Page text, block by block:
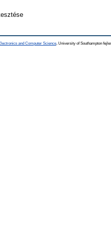
and Computer Science , University of Southampton